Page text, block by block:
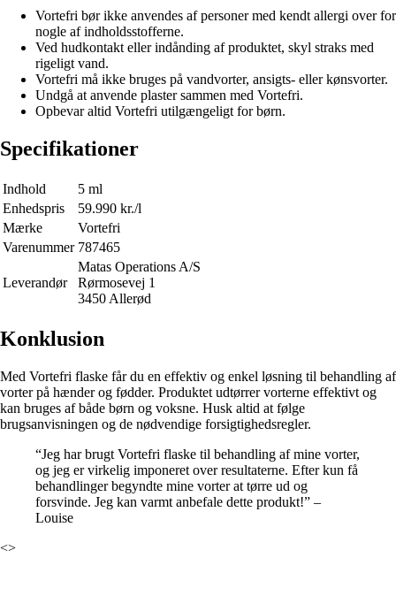
Vortefri bør ikke anvendes af personer med kendt allergi over for
nogle af indholdsstofferne.
Ved hudkontakt eller indånding af produktet, skyl straks med
rigeligt vand.
Vortefri må ikke bruges på vandvorter, ansigts- eller kønsvorter.
Undgå at anvende plaster sammen med Vortefri.
Opbevar altid Vortefri utilgængeligt for børn.
Specifikationer
Indhold
5 ml
Enhedspris
59.990 kr./l
Mærke
Vortefri
Varenummer 787465
Leverandør
Matas Operations A/S
Rørmosevej 1
3450 Allerød
Konklusion
Med Vortefri flaske får du en effektiv og enkel løsning til behandling af
vorter på hænder og fødder. Produktet udtørrer vorterne effektivt og
kan bruges af både børn og voksne. Husk altid at følge
brugsanvisningen og de nødvendige forsigtighedsregler.
“Jeg har brugt Vortefri flaske til behandling af mine vorter,
og jeg er virkelig imponeret over resultaterne. Efter kun få
behandlinger begyndte mine vorter at tørre ud og
forsvinde. Jeg kan varmt anbefale dette produkt!” –
Louise
<>